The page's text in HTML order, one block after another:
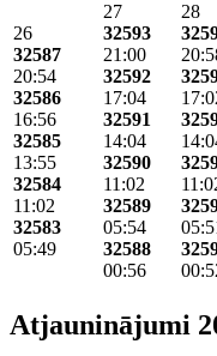
26
32587
20:54
32586
16:56
32585
13:55
32584
11:02
32583
05:49
27
32593
21:00
32592
17:04
32591
14:04
32590
11:02
32589
05:54
32588
00:56
28
Atjauninājumi